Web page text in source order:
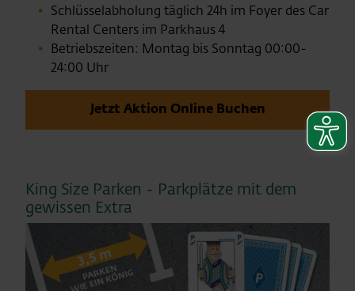
Schlüsselabholung täglich 24h im Foyer des Car
Rental Centers im Parkhaus 4
Betriebszeiten: Montag bis Sonntag 00:00-
24:00 Uhr
Jetzt Aktion Online Buchen
King Size Parken - Parkplätze mit dem
gewissen Extra